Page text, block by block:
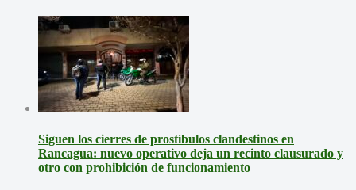
Siguen los cierres de prostíbulos clandestinos en
Rancagua: nuevo operativo deja un recinto clausurado y
otro con prohibición de funcionamiento